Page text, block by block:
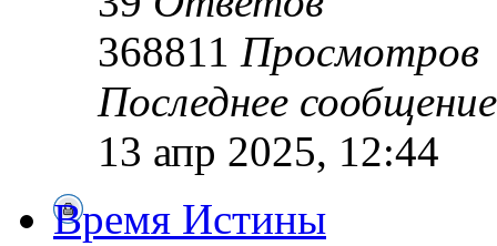
368811 Просмотров
Последнее
13 апр 2025, 12:44
Время Истины